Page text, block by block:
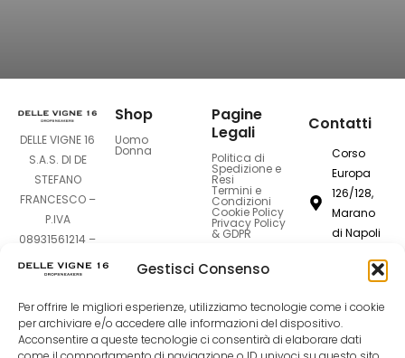
Gestisci Consenso
Per offrire le migliori esperienze, utilizziamo tecnologie come i cookie
per archiviare e/o accedere alle informazioni del dispositivo.
Acconsentire a queste tecnologie ci consentirà di elaborare dati
DELLE VIGNE 16
S.A.S. DI DE
STEFANO
FRANCESCO –
P.IVA
08931561214 –
Sede Legale:
Corso Europa
80016 Marano
di Napoli (NA)
Shop
Uomo
Donna
Pagine
Legali
Politica di
Spedizione e
Resi
Termini e
Condizioni
Cookie Policy
Privacy Policy
& GDPR
Contatti
Corso
Europa
126/128,
Marano
di Napoli
081
7420994